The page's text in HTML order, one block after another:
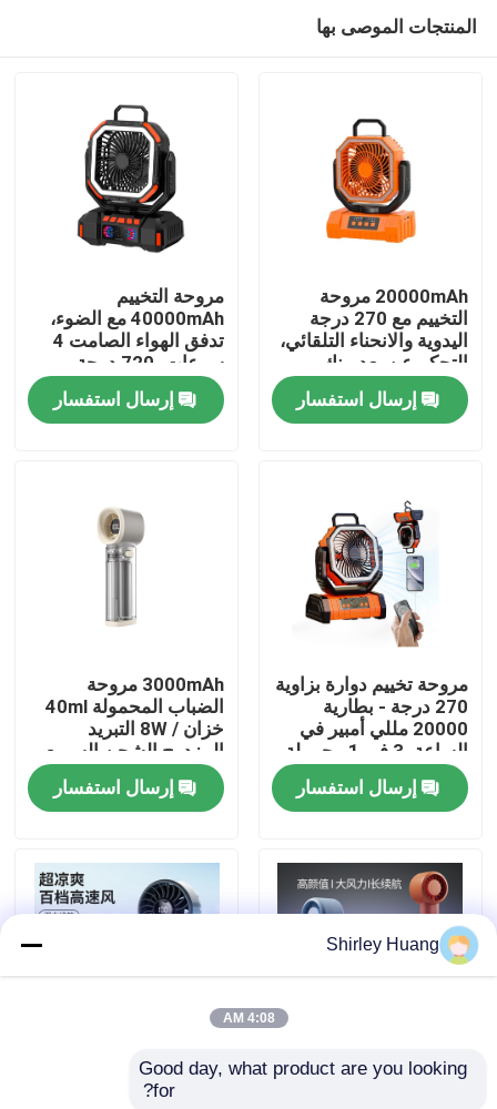
المنتجات
جولة في المصنع
مراقبة الجودة
اتصل بنا
أخبار
القضايا
المنتجات الموصى بها
20000mAh مروحة
التخييم مع 270 درجة
اليدوية والانحناء التلقائي،
التحكم عن بعد، بنك
الطاقة، ضوء LED
إرسال استفسار
مروحة التخييم
40000mAh مع الضوء،
تدفق الهواء الصامت 4
سرعات، 720 درجة
التذبذب
إرسال استفسار
مروحة تخييم دوارة بزاوية
270 درجة - بطارية
20000 مللي أمبير في
الساعة، 3 في 1 محمولة،
ضوء ليلي وبنك طاقة
إرسال استفسار
3000mAh مروحة
الضباب المحمولة 40ml
خزان / 8W التبريد
المزدوج الشحن السريع
من النوع C 4 ألوان
إرسال استفسار
مروحة صغيرة محمولة
3000mAh المروحة
الرقمية القابلة للطي
Shirley Huang
4:08 AM
Good day, what product are you looking
for?